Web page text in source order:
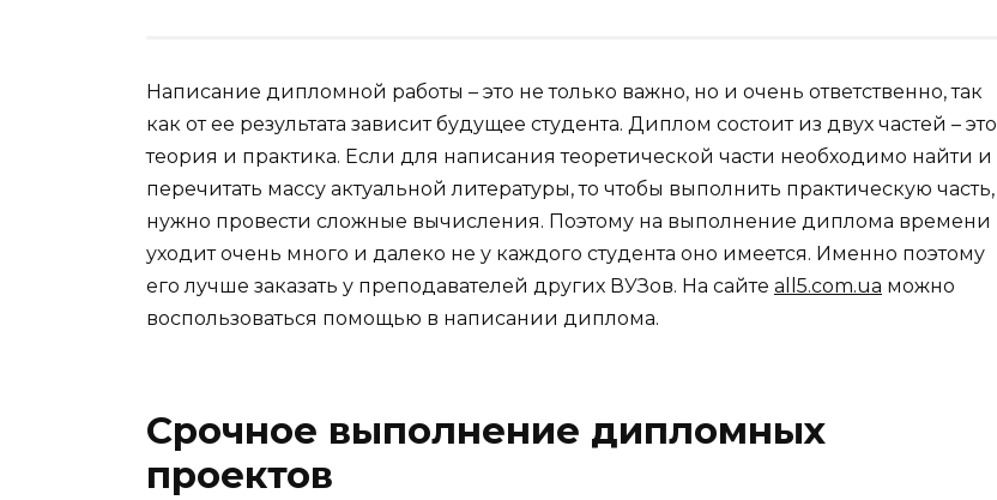
Написание дипломной работы – это не только важно, но и очень ответственно, так
как от ее результата зависит будущее студента. Диплом состоит из двух частей – это
теория и практика. Если для написания теоретической части необходимо найти и
перечитать массу актуальной литературы, то чтобы выполнить практическую часть,
нужно провести сложные вычисления. Поэтому на выполнение диплома времени
уходит очень много и далеко не у каждого студента оно имеется. Именно поэтому
его лучше заказать у преподавателей других ВУЗов. На сайте all5.com.ua можно
воспользоваться помощью в написании диплома.
Срочное выполнение дипломных
проектов